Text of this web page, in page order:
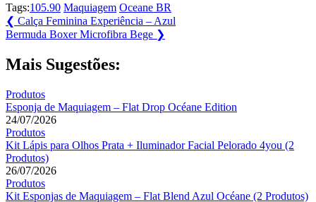
Tags:105.90 Maquiagem Oceane BR
Navegação
de
Post
❮ Previous
Post:
Calça Feminina Experiência – Azul
Next
Bermuda Boxer Microfibra Bege ❯
Mais Sugestões:
Produtos
Esponja de Maquiagem – Flat Drop Océane Edition
24/07/2026
Produtos
Kit Lápis para Olhos Prata + Iluminador Facial Pelorado 4you (2
Produtos)
26/07/2026
Produtos
Kit Esponjas de Maquiagem – Flat Blend Azul Océane (2 Produtos)